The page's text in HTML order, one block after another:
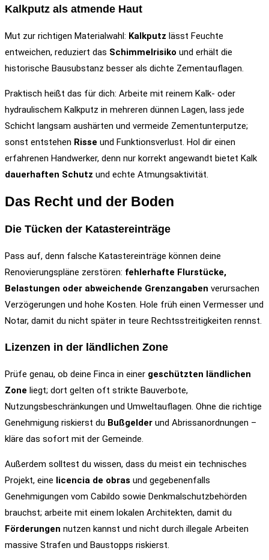
Kalkputz als atmende Haut
Mut zur richtigen Materialwahl: Kalkputz lässt Feuchte
entweichen, reduziert das Schimmelrisiko und erhält die
historische Bausubstanz besser als dichte Zementauflagen.
Praktisch heißt das für dich: Arbeite mit reinem Kalk- oder
hydraulischem Kalkputz in mehreren dünnen Lagen, lass jede
Schicht langsam aushärten und vermeide Zementunterputze;
sonst entstehen Risse und Funktionsverlust. Hol dir einen
erfahrenen Handwerker, denn nur korrekt angewandt bietet Kalk
dauerhaften Schutz und echte Atmungsaktivität.
Das Recht und der Boden
Die Tücken der Katastereinträge
Pass auf, denn falsche Katastereinträge können deine
Renovierungspläne zerstören: fehlerhafte Flurstücke,
Belastungen oder abweichende Grenzangaben verursachen
Verzögerungen und hohe Kosten. Hole früh einen Vermesser und
Notar, damit du nicht später in teure Rechtsstreitigkeiten rennst.
Lizenzen in der ländlichen Zone
Prüfe genau, ob deine Finca in einer geschützten ländlichen
Zone liegt; dort gelten oft strikte Bauverbote,
Nutzungsbeschränkungen und Umweltauflagen. Ohne die richtige
Genehmigung riskierst du Bußgelder und Abrissanordnungen –
kläre das sofort mit der Gemeinde.
Außerdem solltest du wissen, dass du meist ein technisches
Projekt, eine licencia de obras und gegebenenfalls
Genehmigungen vom Cabildo sowie Denkmalschutzbehörden
brauchst; arbeite mit einem lokalen Architekten, damit du
Förderungen nutzen kannst und nicht durch illegale Arbeiten
massive Strafen und Baustopps riskierst.